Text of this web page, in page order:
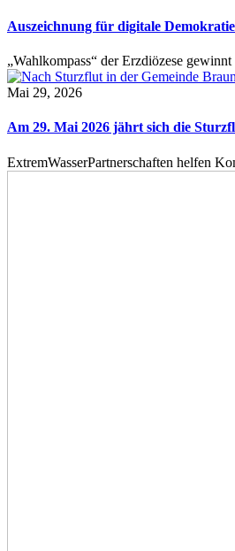
Auszeichnung für digitale
„Wahlkompass“ der Erzdiözese
Mai 29, 2026
Am 29. Mai 2026 jährt sich die
ExtremWasserPartnerschaften helfen